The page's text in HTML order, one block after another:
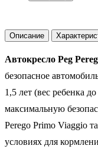
Описание
Автокресло Peg
безопасное
1,5 лет (вес ребенка
максимальную
Perego Primo Viaggio
условиях для